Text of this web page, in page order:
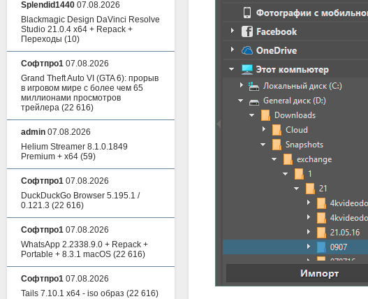
Splendid1440 07.08.2026
Blackmagic Design DaVinci Resolve
Studio 21.0.4 x64 + Repack +
Переходы (10)
Софтпро1 07.08.2026
Grand Theft Auto VI (GTA 6): прорыв
в игровом мире с более чем 65
миллионами просмотров
трейлера (22 616)
admin 07.08.2026
Helium Streamer 8.1.0.1849
Premium + x64 (59)
Софтпро1 07.08.2026
DuckDuckGo Browser 5.195.1 /
0.121.3 (22 616)
Софтпро1 07.08.2026
WhatsApp 2.2338.9.0 + Repack +
Portable + 8.3.1 macOS (22 616)
Софтпро1 07.08.2026
Tails 7.10.1 x64 - iso образ (22 616)